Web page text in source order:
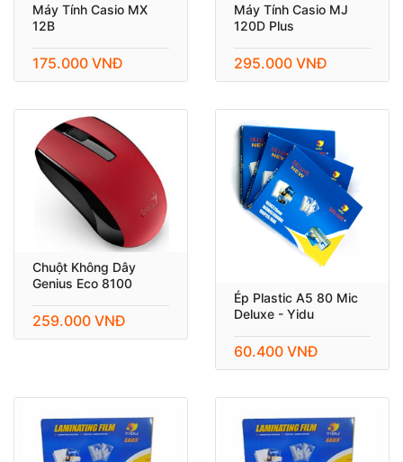
Máy Tính Casio MX
12B
175.000 VNĐ
Máy Tính Casio MJ
120D Plus
295.000 VNĐ
Chuột Không Dây
Genius Eco 8100
259.000 VNĐ
Ép Plastic A5 80 Mic
Deluxe - Yidu
60.400 VNĐ